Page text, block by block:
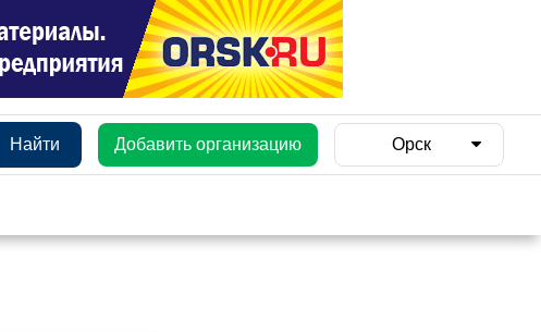
Найти Добавить организацию Орск